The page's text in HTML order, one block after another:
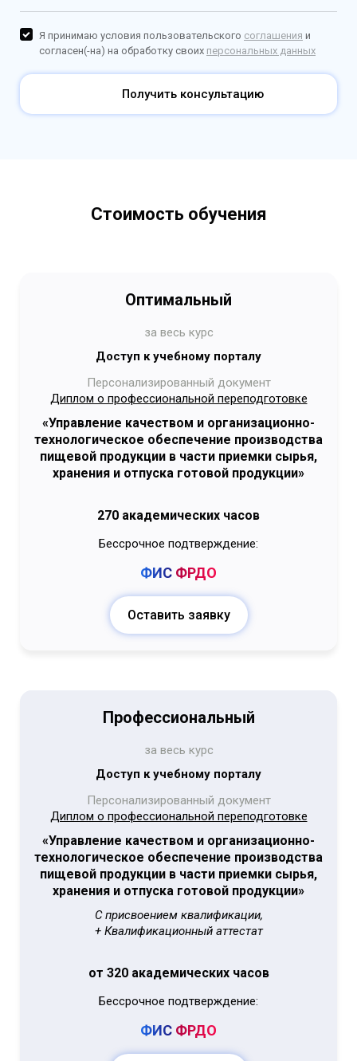
Получить консультацию
Я принимаю условия пользовательского соглашения и
согласен(-на) на обработку своих персональных данных
Стоимость обучения
Оптимальный
за весь курс
Доступ к учебному порталу
Персонализированный документ
Диплом о профессиональной переподготовке
«Управление качеством и организационно-
технологическое обеспечение производства
пищевой продукции в части приемки сырья,
хранения и отпуска готовой продукции»
270 академических часов
Бессрочное подтверждение:
ФИС ФРДО
Оставить заявку
Профессиональный
за весь курс
Доступ к учебному порталу
Персонализированный документ
Диплом о профессиональной переподготовке
«Управление качеством и организационно-
технологическое обеспечение производства
пищевой продукции в части приемки сырья,
хранения и отпуска готовой продукции»
С присвоением квалификации,
+ Квалификационный аттестат
от 320 академических часов
Бессрочное подтверждение:
ФИС ФРДО